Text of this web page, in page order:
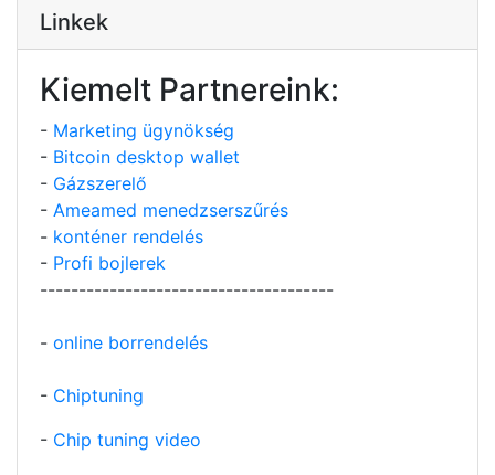
Linkek
Kiemelt Partnereink:
- Marketing ügynökség
- Bitcoin desktop wallet
- Gázszerelő
- Ameamed menedzserszűrés
- konténer rendelés
- Profi bojlerek
--------------------------------------
- online borrendelés
- Chiptuning
- Chip tuning video